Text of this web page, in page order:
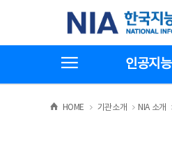
기
한국지능정보사회진흥원
인공지능
HOME >
기관소개 >NIA 소개